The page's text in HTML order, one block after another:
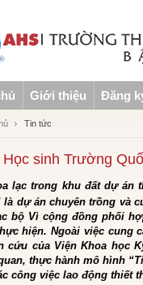
Giới thiệu Đăng
Tin tức
Học sinh Trường
lạc trong khu đất dự án
là dự án chuyên trồng và
bộ Vì cộng đồng phối
hiện. Ngoài việc cung
cứu của Viện Khoa học
thực hành mô hình
công việc lao động thiết